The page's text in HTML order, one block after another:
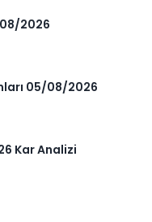
2026
05/08/2026
Kar Analizi